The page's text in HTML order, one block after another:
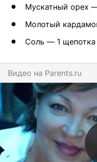
Мускатный орех
Молотый
Соль — 1 щепотка
Видео на parents.ru